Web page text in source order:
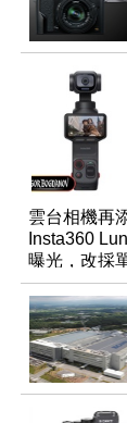
雲台相機再
Insta360
曝光，改採